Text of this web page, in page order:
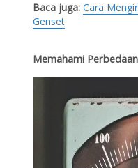
Baca juga:Cara
Genset
Memahami